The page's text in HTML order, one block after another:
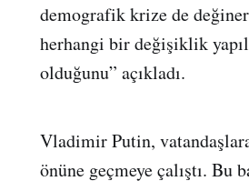
demografik krize de
herhangi bir değişiklik
olduğunu” açıkladı.
Vladimir Putin,
önüne geçmeye çalıştı. Bu